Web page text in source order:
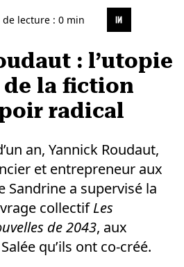
de lecture : 0 min
: l’utopie
de la fiction
radical
an, Yannick Roudaut,
et entrepreneur aux
Sandrine a supervisé la
collectifLes
de 2043, aux
qu’ils ont co-créé.